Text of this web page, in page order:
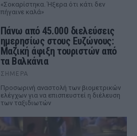
«Σοκαρίστηκα. Ήξερα ότι κάτι δεν
πήγαινε καλά»
Πάνω από 45.000 διελεύσεις
ημερησίως στους Ευζώνους:
Μαζική άφιξη τουριστών από
τα Βαλκάνια
ΣΉΜΕΡΑ
Προσωρινή αναστολή των βιομετρικών
ελέγχων για να επισπευστεί η διέλευση
των ταξιδιωτών